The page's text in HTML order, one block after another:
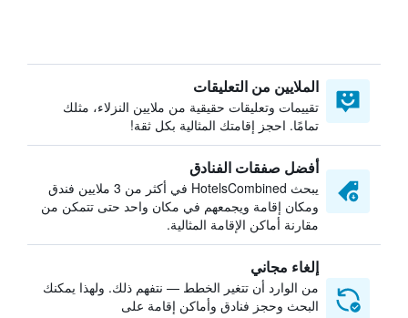
الملايين من التعليقات
تقييمات وتعليقات حقيقية من ملايين النزلاء، مثلك
تمامًا. احجز إقامتك المثالية بكل ثقة!
أفضل صفقات الفنادق
يبحث HotelsCombined في أكثر من 3 ملايين فندق
ومكان إقامة ويجمعهم في مكان واحد حتى تتمكن من
مقارنة أماكن الإقامة المثالية.
إلغاء مجاني
من الوارد أن تتغير الخطط — نتفهم ذلك. ولهذا يمكنك
البحث وحجز فنادق وأماكن إقامة على